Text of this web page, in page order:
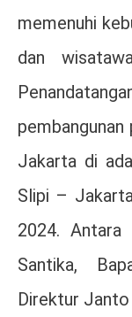
memenuhi
dan
Jakarta di
Slipi –
2024. Antara
Santika,
Direktur